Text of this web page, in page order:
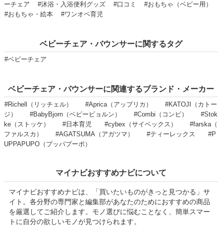
ーチェア
#沐浴・入浴便利グッズ #口コミ
#おもちゃ（ベビー用）
#おもちゃ・絵本
#ワンオペ育児
ベビーチェア・バウンサーに関するタグ
#ベビーチェア
ベビーチェア・バウンサーに関連するブランド・メーカー
#Richell（リッチェル） #Aprica（アップリカ）
#KATOJI（カトー
ジ）
#BabyBjorn（ベビービョルン） #Combi（コンビ）
#Stok
ke（ストッケ）
#日本育児 #cybex（サイベックス）
#farska（
ファルスカ）
#AGATSUMA（アガツマ） #ティーレックス
#P
UPPAPUPO（プッパプーポ）
マイナビおすすめナビについて
マイナビおすすめナビは、「買いたいものがきっと見つかる」サ
イト。各分野の専門家と編集部があなたのためにおすすめの商品
を厳選してご紹介します。モノ選びに悩むことなく、簡単スマー
トに自分の欲しいモノが見つけられます。